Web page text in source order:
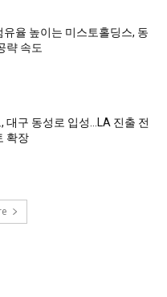
유율 높이는 미스토홀딩스, 동
략 속도
대구 동성로 입성…LA 진출 전
확장